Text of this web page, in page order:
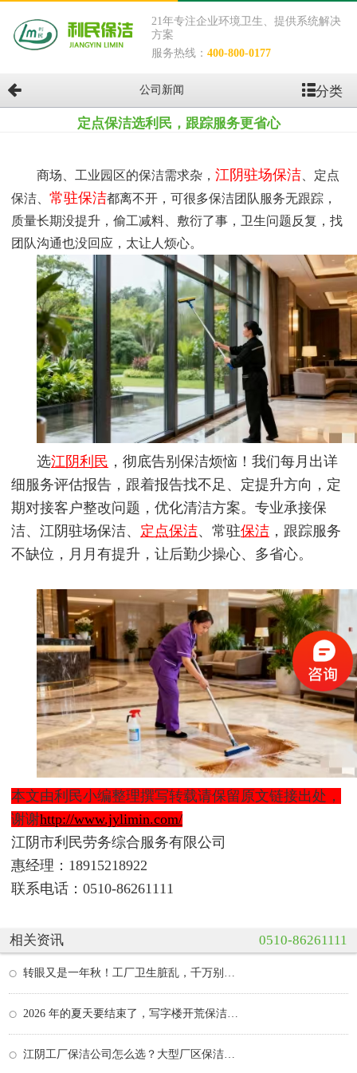
21年专注企业环境卫生、提供系统解决
方案
服务热线：400-800-0177
公司新闻 分类
定点保洁选利民，跟踪服务更省心
商场、工业园区的保洁需求杂， 江阴驻场保洁 、定点
保洁、 常驻保洁都离不开，可很多保洁团队服务无跟踪，
质量长期没提升，偷工减料、敷衍了事，卫生问题反复，找
团队沟通也没回应，太让人烦心。
选江阴利民 ，彻底告别保洁烦恼！我们每月出详
细服务评估报告，跟着报告找不足、定提升方向，定
期对接客户整改问题，优化清洁方案。专业承接保
洁、江阴驻场保洁、 定点保洁、常驻保洁 ，跟踪服务
不缺位，月月有提升，让后勤少操心、多省心。
本文由利民小编整理撰写转载请保留原文链接出处，
谢谢http://www.jylimin.com/
江阴市利民劳务综合服务有限公司
惠经理：18915218922
联系电话：0510-86261111
相关资讯 0510-86261111